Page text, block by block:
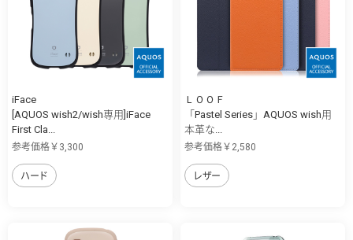
iFace
[AQUOS wish2/wish専用]iFace
First Cla...
参考価格￥3,300
ハード
ＬＯＯＦ
「Pastel Series」AQUOS wish用
本革な...
参考価格￥2,580
レザー